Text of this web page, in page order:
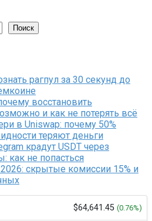
Поиск
рагпул за 30 секунд до
восстановить
и как не потерять всё
в Uniswap: почему 50%
теряют деньги
крадут USDT через
как не попасться
скрытые комиссии 15% и
$64,641.45 (0.76%)